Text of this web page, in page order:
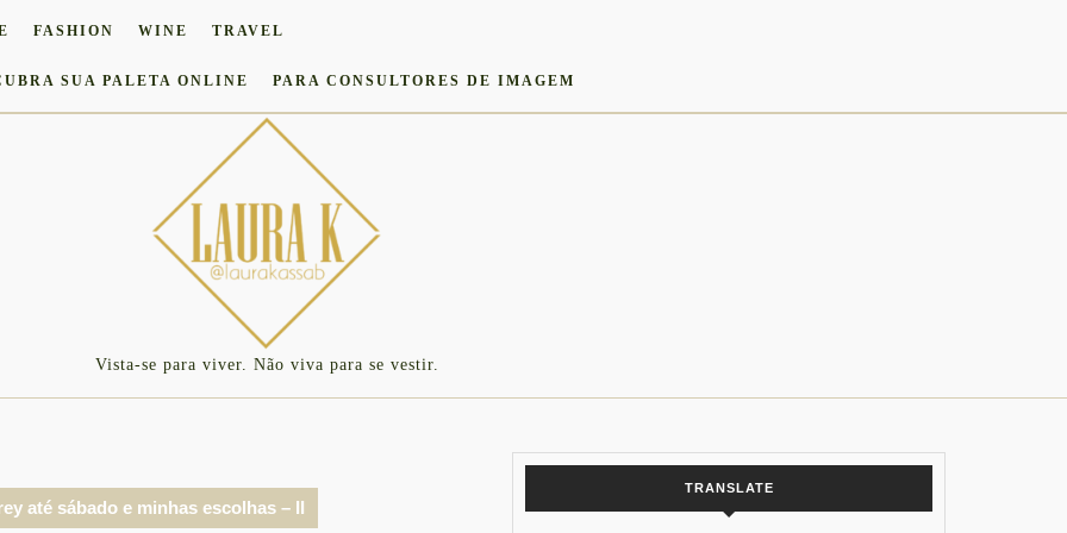
FASHION WINE TRAVEL
SUA PALETA ONLINE PARA CONSULTORES DE IMAGEM
Vista-se para viver. Não viva para se vestir.
até sábado e minhas escolhas – II
TRANSLATE